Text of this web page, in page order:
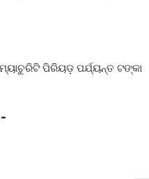
ପିରିୟଡ଼ ପର୍ଯ୍ୟନ୍ତ ଟଙ୍କା